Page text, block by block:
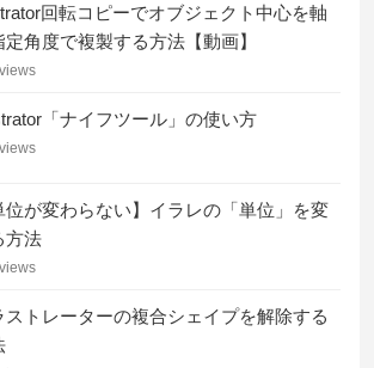
回転コピーでオブジェクト中心を軸
定角度で複製する方法【動画】
「ナイフツール」の使い方
位が変わらない】イラレの「単位」を変
方法
ストレーターの複合シェイプを解除する